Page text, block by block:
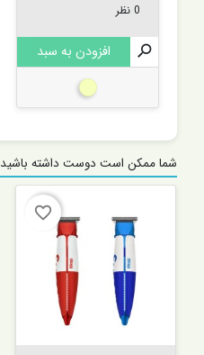
0 نظر

افزودن به سبد
بژ
شما ممکن است دوست داشته باشید
favorite_border